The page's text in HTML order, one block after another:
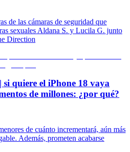
de las cámaras de seguridad que
sexuales Aldana S. y Lucila G. junto
Direction
si quiere el iPhone 18 vaya
de millones: ¿por qué?
de cuánto incrementará, aún más
Además, prometen acabarse